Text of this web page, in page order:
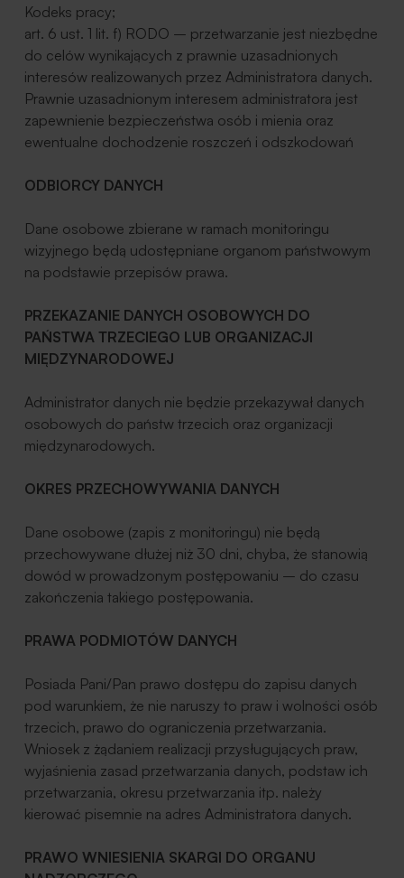
Kodeks pracy;
art. 6 ust. 1 lit. f) RODO – przetwarzanie jest niezbędne
do celów wynikających z prawnie uzasadnionych
interesów realizowanych przez Administratora danych.
Prawnie uzasadnionym interesem administratora jest
zapewnienie bezpieczeństwa osób i mienia oraz
ewentualne dochodzenie roszczeń i odszkodowań
ODBIORCY DANYCH
Dane osobowe zbierane w ramach monitoringu
wizyjnego będą udostępniane organom państwowym
na podstawie przepisów prawa.
PRZEKAZANIE DANYCH OSOBOWYCH DO
PAŃSTWA TRZECIEGO LUB ORGANIZACJI
MIĘDZYNARODOWEJ
Administrator danych nie będzie przekazywał danych
osobowych do państw trzecich oraz organizacji
międzynarodowych.
OKRES PRZECHOWYWANIA DANYCH
Dane osobowe (zapis z monitoringu) nie będą
przechowywane dłużej niż 30 dni, chyba, że stanowią
dowód w prowadzonym postępowaniu – do czasu
zakończenia takiego postępowania.
PRAWA PODMIOTÓW DANYCH
Posiada Pani/Pan prawo dostępu do zapisu danych
pod warunkiem, że nie naruszy to praw i wolności osób
trzecich, prawo do ograniczenia przetwarzania.
Wniosek z żądaniem realizacji przysługujących praw,
wyjaśnienia zasad przetwarzania danych, podstaw ich
przetwarzania, okresu przetwarzania itp. należy
kierować pisemnie na adres Administratora danych.
PRAWO WNIESIENIA SKARGI DO ORGANU